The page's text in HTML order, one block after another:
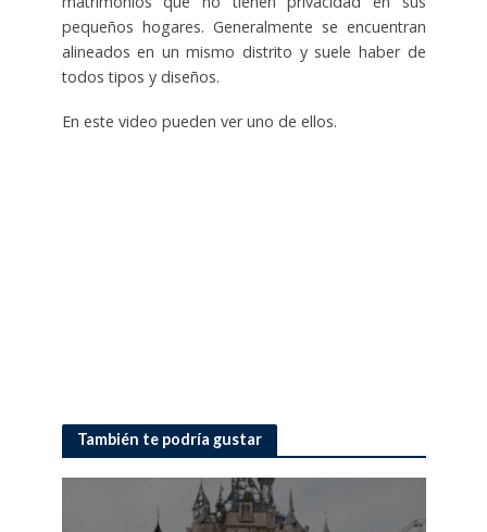
pequeños hogares. Generalmente se encuentran
alineados en un mismo distrito y suele haber de
todos tipos y diseños.
En este video pueden ver uno de ellos.
También te podría gustar